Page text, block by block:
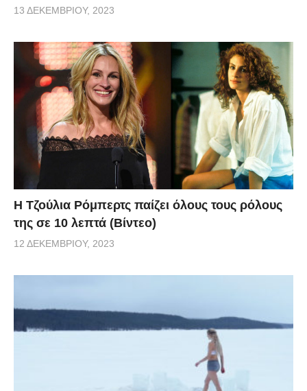
13 ΔΕΚΕΜΒΡΊΟΥ, 2023
Η Τζούλια Ρόμπερτς παίζει όλους τους ρόλους
της σε 10 λεπτά (Βίντεο)
12 ΔΕΚΕΜΒΡΊΟΥ, 2023